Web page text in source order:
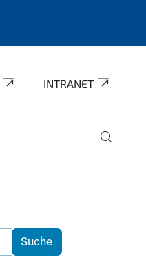
INTRANET